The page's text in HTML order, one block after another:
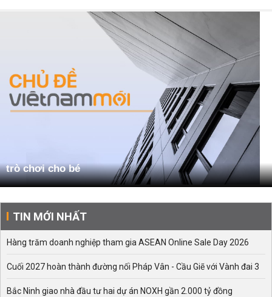
trò chơi cho bé
TIN MỚI NHẤT
Hàng trăm doanh nghiệp tham gia ASEAN Online Sale Day 2026
Cuối 2027 hoàn thành đường nối Pháp Vân - Cầu Giẽ với Vành đai 3
Bắc Ninh giao nhà đầu tư hai dự án NOXH gần 2.000 tỷ đồng